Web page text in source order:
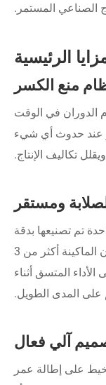
الصناعي المستمر.
الرئيسية
منع الكسر
الدوران في الوقت
عند حدوث أي شيء
تكاليف الإنتاج.
ومستقر
تم تصنيعها بدقة
بواسطة مركز تصنيع CNC ذو 4 محاور. تزن الماكينة أكثر من 3
المتسق أثناء
على المدى الطويل.
آلي فعال
على إطالة عمر